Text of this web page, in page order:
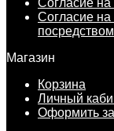
Согласие
Магазин
Корзина
Личный
Оформить